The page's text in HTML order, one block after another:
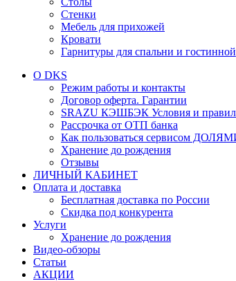
Стенки
Мебель для прихожей
Кровати
Гарнитуры для спальни и гостинной
О DKS
Режим работы и контакты
Договор оферта. Гарантии
SRAZU КЭШБЭК Условия и
Рассрочка от ОТП банка
Как пользоваться сервисом
Хранение до рождения
Отзывы
ЛИЧНЫЙ КАБИНЕТ
Оплата и доставка
Бесплатная доставка по России
Скидка под конкурента
Услуги
Хранение до рождения
Видео-обзоры
Статьи
АКЦИИ